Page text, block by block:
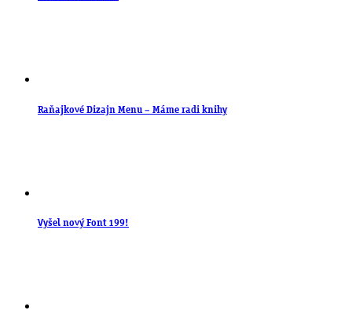
Raňajkové Dizajn Menu – Máme radi knihy
Vyšel nový Font 199!